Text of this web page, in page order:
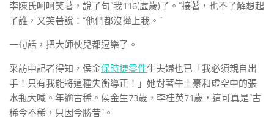
李陳氏呵呵笑著，說了句“我116(虛歲)了。”接著，也不了解想起
了誰，又笑著說：“他們都沒攆上我。”
一句話，把大師伙兒都逗樂了。
采訪中記者得知，侯金保時捷零件生夫婦也已「我必須親自出
手！只有我能將這種失衡導正！」她對著牛土豪和虛空中的張
水瓶大喊。年逾古稀。侯金生73歲，李桂英71歲，這可真是“古
稀今不稀，只因今勝昔”。